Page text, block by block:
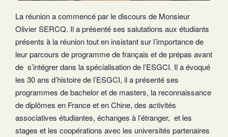
La réunion a commencé par le discours de Monsieur
Olivier SERCQ. Il a présenté ses salutations aux étudiants
présents à la réunion tout en insistant sur l’importance de
leur parcours de programme de français et de prépas avant
de s’intégrer dans la spécialisation de l’ESGCI. Il a évoqué
les 30 ans d’histoire de l’ESGCI, il a présenté ses
programmes de bachelor et de masters, la reconnaissance
de diplômes en France et en Chine, des activités
associatives étudiantes, échanges à l’étranger, et les
stages et les coopérations avec les universités partenaires